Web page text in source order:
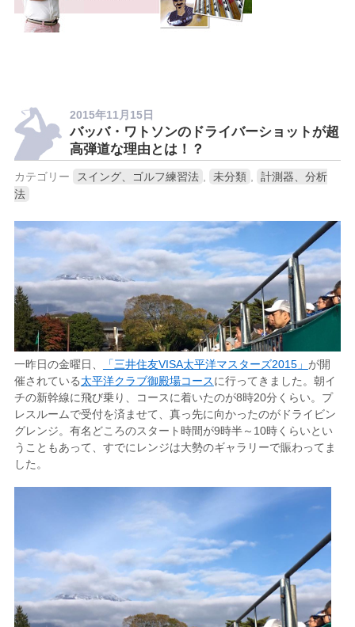
2015年11月15日
バッバ・ワトソンのドライバーショットが超
高弾道な理由とは！？
カテゴリー スイング、ゴルフ練習法 未分類
計測器、分析
法
一昨日の金曜日、 「三井住友VISA太平洋マスターズ2015」 が開
催されている太平洋クラブ御殿場コースに行ってきました。朝イ
チの新幹線に飛び乗り、コースに着いたのが8時20分くらい。プ
レスルームで受付を済ませて、真っ先に向かったのがドライビン
グレンジ。有名どころのスタート時間が9時半～10時くらいとい
うこともあって、すでにレンジは大勢のギャラリーで賑わってま
した。